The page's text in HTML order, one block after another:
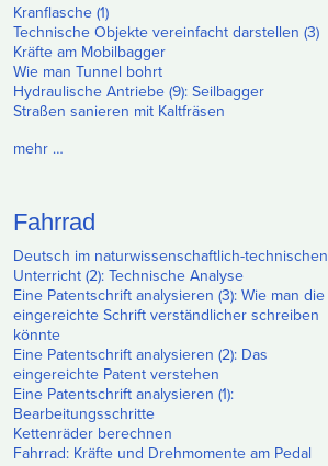
Kranflasche (1)
Technische Objekte vereinfacht darstellen (3)
Kräfte am Mobilbagger
Wie man Tunnel bohrt
Hydraulische Antriebe (9): Seilbagger
Straßen sanieren mit Kaltfräsen
mehr …
Fahrrad
Deutsch im naturwissenschaftlich-technischen
Unterricht (2): Technische Analyse
Eine Patentschrift analysieren (3): Wie man die
eingereichte Schrift verständlicher schreiben
könnte
Eine Patentschrift analysieren (2): Das
eingereichte Patent verstehen
Eine Patentschrift analysieren (1):
Bearbeitungsschritte
Kettenräder berechnen
Fahrrad: Kräfte und Drehmomente am Pedal